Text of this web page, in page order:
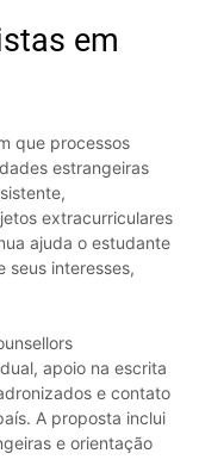
em
que processos
estrangeiras
extracurriculares
ajuda o estudante
seus interesses,
apoio na escrita
e contato
A proposta inclui
e orientação